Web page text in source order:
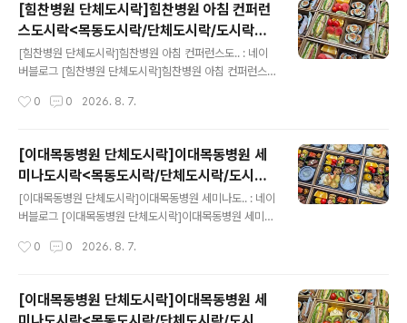
[힘찬병원 단체도시락]힘찬병원 아침 컨퍼런
스도시락<목동도시락/단체도시락/도시락케
이터링:원스피크닉>
[힘찬병원 단체도시락]힘찬병원 아침 컨퍼런스도.. : 네이
버블로그 [힘찬병원 단체도시락]힘찬병원 아침 컨퍼런스
0 0 2026. 8. 7.
[이대목동병원 단체도시락]이대목동병원 세
미나도시락<목동도시락/단체도시락/도시락
케이터링:원스피크닉>
[이대목동병원 단체도시락]이대목동병원 세미나도.. : 네이
버블로그 [이대목동병원 단체도시락]이대목동병원 세미나
0 0 2026. 8. 7.
[이대목동병원 단체도시락]이대목동병원 세